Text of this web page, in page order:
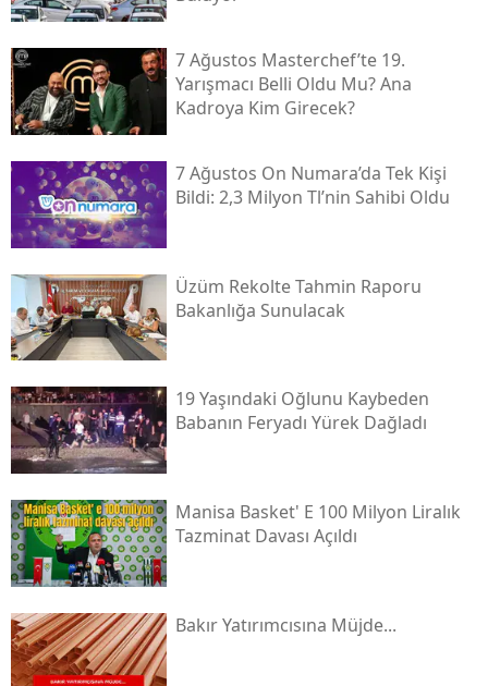
7 Ağustos Masterchef’te 19.
Yarışmacı Belli Oldu Mu? Ana
Kadroya Kim Girecek?
7 Ağustos On Numara’da Tek Kişi
Bildi: 2,3 Milyon Tl’nin Sahibi Oldu
Üzüm Rekolte Tahmin Raporu
Bakanlığa Sunulacak
19 Yaşındaki Oğlunu Kaybeden
Babanın Feryadı Yürek Dağladı
Manisa Basket' E 100 Milyon Liralık
Tazminat Davası Açıldı
Bakır Yatırımcısına Müjde...